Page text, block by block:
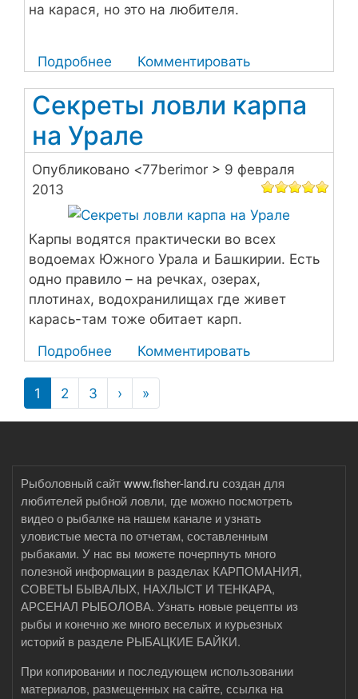
на карася, но это на любителя.
Подробнее
фаршированный
и
изюмом
Комментировать
Секреты ловли карпа
на Урале
Опубликовано <77berimor > 9 февраля
2013
Карпы водятся практически во всех
водоемах Южного Урала и Башкирии. Есть
одно правило – на речках, озерах,
плотинах, водохранилищах где живет
карась-там тоже обитает карп.
Подробнее
ловли
карпа
Комментировать
Нумерация
страниц
1 2 3 › Следующая
страница
»
страница
Рыболовный сайтwww.fisher-land.ru создан для
любителей рыбной ловли, где можно посмотреть
видео о рыбалке на нашем канале и узнать
уловистые места по отчетам, составленным
рыбаками. У нас вы можете почерпнуть много
полезной информации в разделах КАРПОМАНИЯ,
СОВЕТЫ БЫВАЛЫХ, НАХЛЫСТ И ТЕНКАРА,
АРСЕНАЛ РЫБОЛОВА. Узнать новые рецепты из
рыбы и конечно же много веселых и курьезных
историй в разделе РЫБАЦКИЕ БАЙКИ.
При копировании и последующем использовании
материалов, размещенных на сайте, ссылка на